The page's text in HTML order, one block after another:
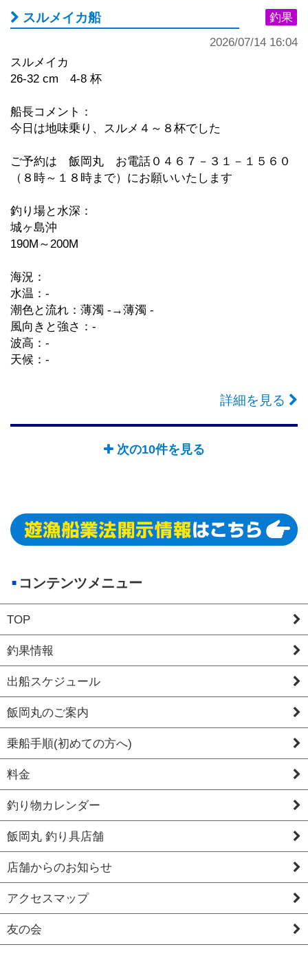
釣果
スルメイカ船
2026/07/14 16:04
スルメイカ
26-32 cm 4-8 杯
船長コメント：
今日は地味乗り、スルメ４～８杯でした
ご予約は 飯岡丸 お電話０４６７－３１－１５６０
（８時～１８時まで）にお願いいたします
釣り場と水深：
城ヶ島沖
190M～200M
海況：
水温：-
潮色と流れ：薄濁 -→薄濁 -
風向きと強さ：-
波高：-
天候：-
詳細を見る
次の10件を見る
コンテンツメニュー
TOP
釣果情報
出船スケジュール
飯岡丸のご案内
乗船手順(初めての方へ)
料金
釣り物カレンダー
飯岡丸 釣り具店舗
店舗からのお知らせ
アクセスマップ
友の会